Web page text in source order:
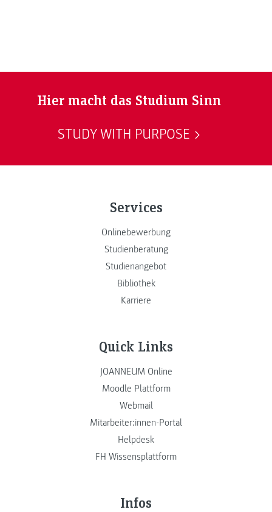
Hier macht das Studium Sinn
STUDY WITH PURPOSE
Services
Onlinebewerbung
Studienberatung
Studienangebot
Bibliothek
Karriere
Quick Links
JOANNEUM Online
Moodle Plattform
Webmail
Mitarbeiter:innen-Portal
Helpdesk
FH Wissensplattform
Infos